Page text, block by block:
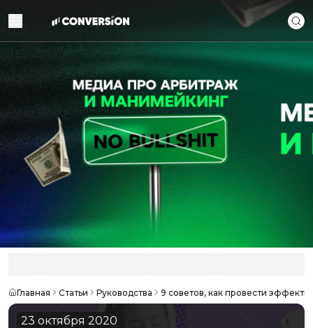
Главная Статьи Руководства 9 советов, как провести
23 октября 2020